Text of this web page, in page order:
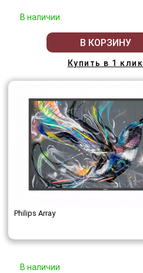
В наличии
В КОРЗИНУ
Купить в 1 клик
Philips Array
В наличии